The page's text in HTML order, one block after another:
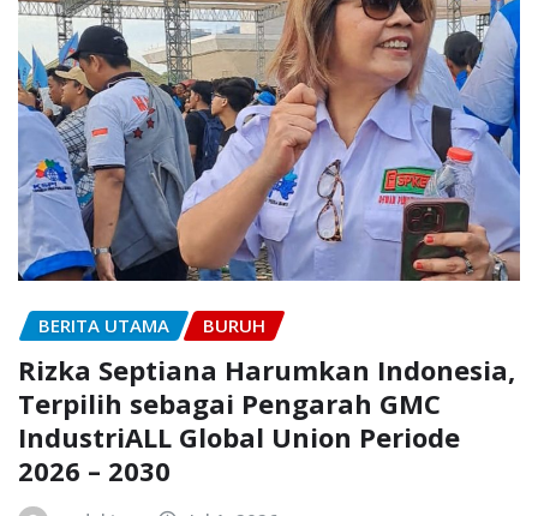
BERITA UTAMA BURUH
Rizka Septiana Harumkan Indonesia,
Terpilih sebagai Pengarah GMC
IndustriALL Global Union Periode
2026 – 2030